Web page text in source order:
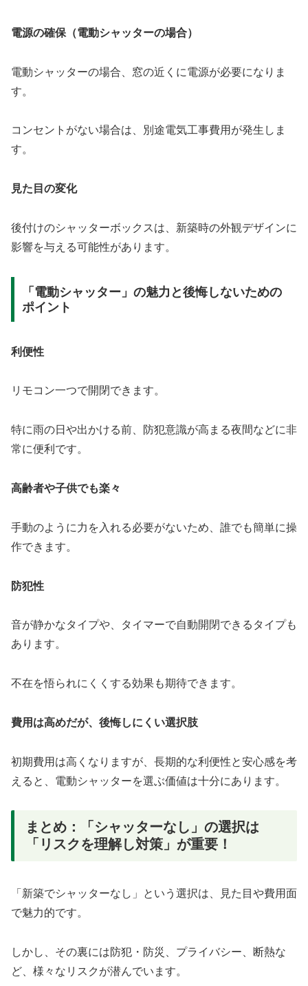
電源の確保（電動シャッターの場合）
電動シャッターの場合、窓の近くに電源が必要になりま
す。
コンセントがない場合は、別途電気工事費用が発生しま
す。
見た目の変化
後付けのシャッターボックスは、新築時の外観デザインに
影響を与える可能性があります。
「電動シャッター」の魅力と後悔しないための
ポイント
利便性
リモコン一つで開閉できます。
特に雨の日や出かける前、防犯意識が高まる夜間などに非
常に便利です。
高齢者や子供でも楽々
手動のように力を入れる必要がないため、誰でも簡単に操
作できます。
防犯性
音が静かなタイプや、タイマーで自動開閉できるタイプも
あります。
不在を悟られにくくする効果も期待できます。
費用は高めだが、後悔しにくい選択肢
初期費用は高くなりますが、長期的な利便性と安心感を考
えると、電動シャッターを選ぶ価値は十分にあります。
まとめ：「シャッターなし」の選択は
「リスクを理解し対策」が重要！
「新築でシャッターなし」という選択は、見た目や費用面
で魅力的です。
しかし、その裏には防犯・防災、プライバシー、断熱な
ど、様々なリスクが潜んでいます。